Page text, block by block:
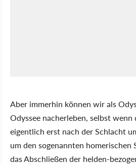
Aber immerhin können wir als
Odyssee nacherleben, selbst wenn
eigentlich erst nach der Schlacht
um den sogenannten homerischen
das Abschließen der helden-